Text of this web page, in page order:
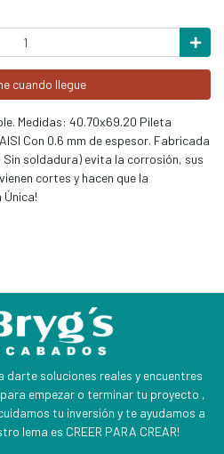
cuando llegue
Medidas: 40.70x69.20 Pileta
Con 0.6 mm de espesor. Fabricada
Sin soldadura) evita la corrosión, sus
cortes y hacen que la
soluciones reales y encuentres
empezar o terminar tu proyecto ,
tu inversión y te ayudamos a
lema es CREER PARA CREAR!